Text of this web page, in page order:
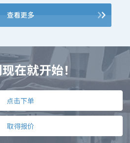
查看更多
在就开始！
点击下单
取得报价